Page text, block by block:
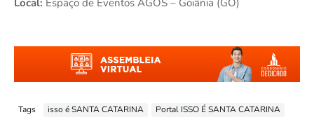
Local: Espaço de Eventos AGOS – Goiânia (GO)
Tags isso é SANTA CATARINA Portal ISSO É SANTA CATARINA